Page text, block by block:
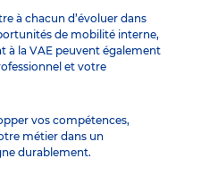
à chacun d’évoluer dans
de mobilité interne,
à la VAE peuvent également
et votre
vos compétences,
métier dans un
durablement.